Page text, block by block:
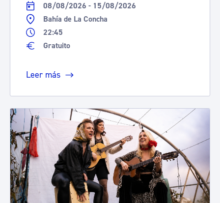
08/08/2026 - 15/08/2026
Bahía de La Concha
22:45
Gratuito
Leer más